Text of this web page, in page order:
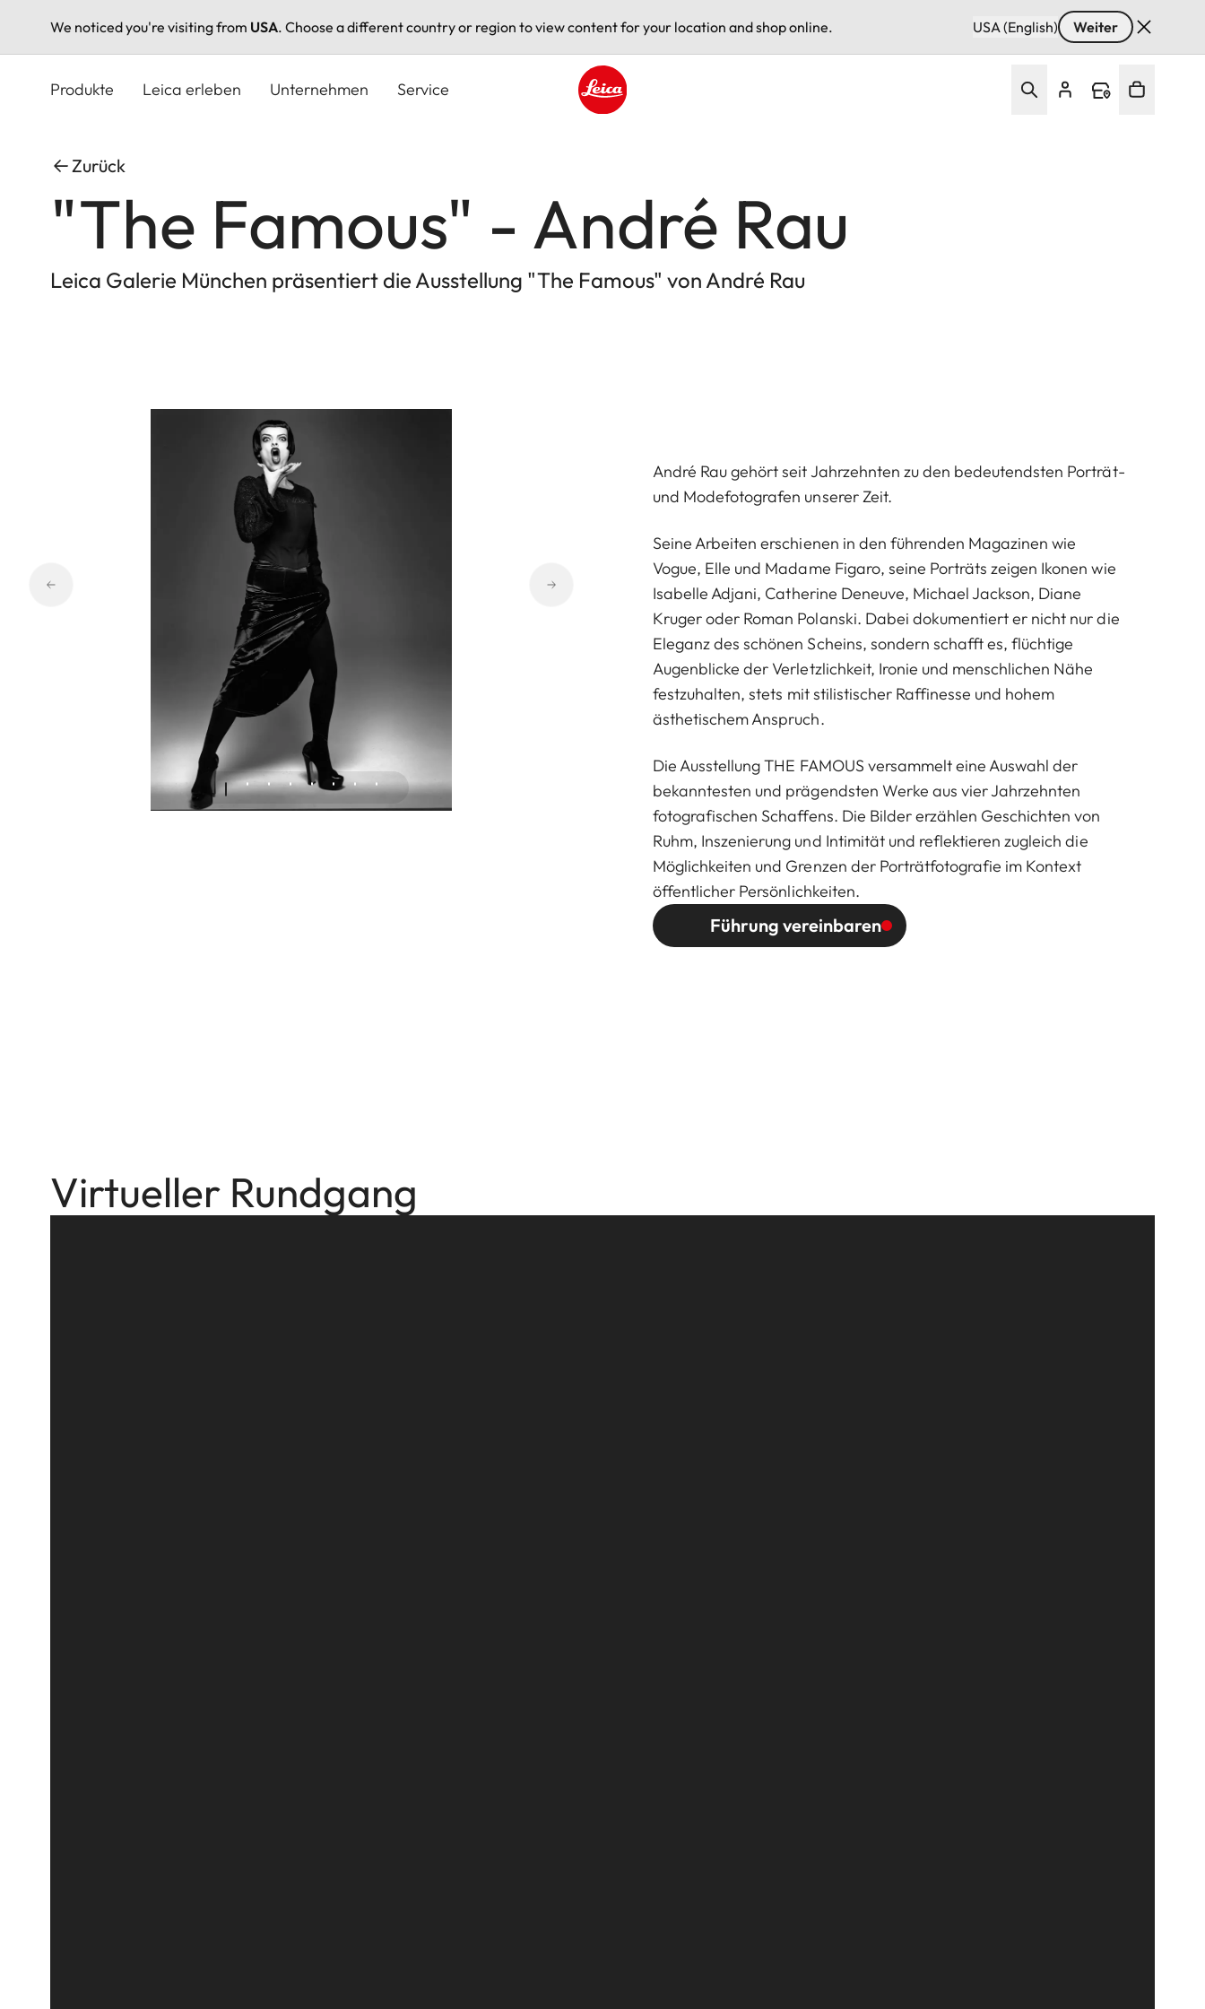
We noticed you're visiting from USA. Choose a different country or region to view content for your location and shop online. USA (English) Weiter
Produkte Leica erleben Unternehmen Service
Zurück
"The Famous" - André Rau
Leica Galerie München präsentiert die Ausstellung "The Famous" von André Rau
André Rau gehört seit Jahrzehnten zu den bedeutendsten Porträt-
und Modefotografen unserer Zeit.
Seine Arbeiten erschienen in den führenden Magazinen wie
Vogue, Elle und Madame Figaro, seine Porträts zeigen Ikonen wie
Isabelle Adjani, Catherine Deneuve, Michael Jackson, Diane
Kruger oder Roman Polanski. Dabei dokumentiert er nicht nur die
Eleganz des schönen Scheins, sondern schafft es, flüchtige
Augenblicke der Verletzlichkeit, Ironie und menschlichen Nähe
festzuhalten, stets mit stilistischer Raffinesse und hohem
ästhetischem Anspruch.
Die Ausstellung THE FAMOUS versammelt eine Auswahl der
bekanntesten und prägendsten Werke aus vier Jahrzehnten
fotografischen Schaffens. Die Bilder erzählen Geschichten von
Ruhm, Inszenierung und Intimität und reflektieren zugleich die
Möglichkeiten und Grenzen der Porträtfotografie im Kontext
öffentlicher Persönlichkeiten.
Führung vereinbaren
Virtueller Rundgang